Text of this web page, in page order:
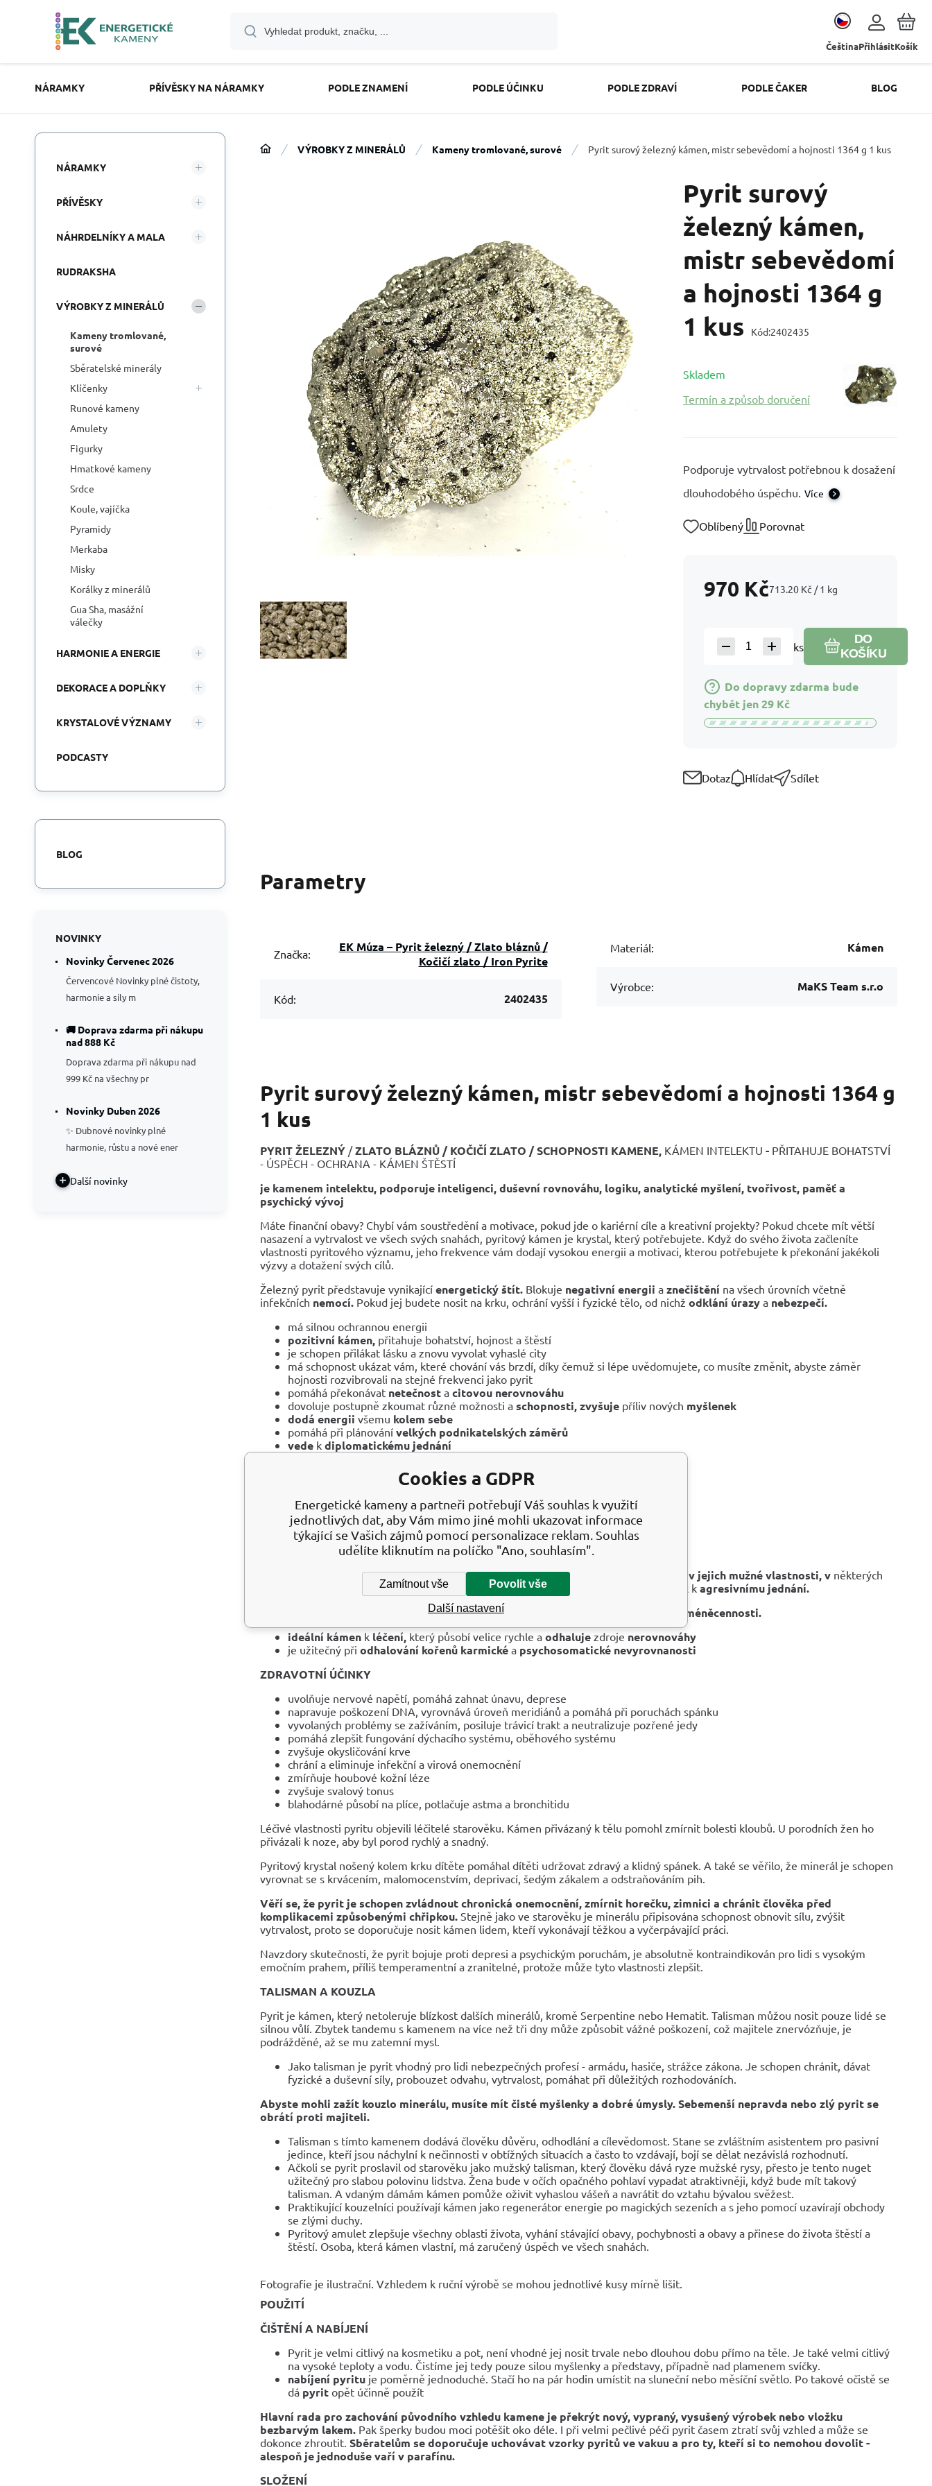
ČeštinaPřihlásitKošík
NÁRAMKY PŘÍVĚSKY NA NÁRAMKY PODLE ZNAMENÍ PODLE ÚČINKU PODLE ZDRAVÍ PODLE ČAKER BLOG
VÝROBKY Z MINERÁLŮ Kameny tromlované, surové Pyrit surový železný kámen, mistr sebevědomí a hojnosti 1364 g 1 kus
Pyrit surový
železný kámen,
mistr sebevědomí
a hojnosti 1364 g
1 kus
Kód:2402435
Skladem
Termín a způsob doručení
Podporuje vytrvalost potřebnou k dosažení
dlouhodobého úspěchu. Více
Oblíbený Porovnat
970 Kč713.20 Kč / 1 kg
ks
DO
KOŠÍKU
Do dopravy zdarma bude
chybět jen29 Kč
Dotaz Hlídat Sdílet
Parametry
Značka:
EK Múza – Pyrit železný / Zlato bláznů /
Kočičí zlato / Iron Pyrite
Kód: 2402435
Materiál: Kámen
Výrobce: MaKS Team s.r.o
Pyrit surový železný kámen, mistr sebevědomí a hojnosti 1364 g
1 kus
PYRIT ŽELEZNÝ /ZLATO BLÁZNŮ / KOČIČÍ ZLATO /SCHOPNOSTI KAMENE, KÁMEN INTELEKTU - PŘITAHUJE BOHATSTVÍ
- ÚSPĚCH - OCHRANA - KÁMEN ŠTĚSTÍ
je kamenem intelektu, podporuje inteligenci, duševní rovnováhu, logiku, analytické myšlení, tvořivost, paměť a
psychický vývoj
Máte finanční obavy? Chybí vám soustředění a motivace, pokud jde o kariérní cíle a kreativní projekty? Pokud chcete mít větší
nasazení a vytrvalost ve všech svých snahách, pyritový kámen je krystal, který potřebujete. Když do svého života začleníte
vlastnosti pyritového významu, jeho frekvence vám dodají vysokou energii a motivaci, kterou potřebujete k překonání jakékoli
výzvy a dotažení svých cílů.
Železný pyrit představuje vynikající energetický štít. Blokuje negativní energii a znečištění na všech úrovních včetně
infekčních nemocí. Pokud jej budete nosit na krku, ochrání vyšší i fyzické tělo, od nichž odklání úrazy a nebezpečí.
má silnou ochrannou energii
pozitivní kámen, přitahuje bohatství, hojnost a štěstí
je schopen přilákat lásku a znovu vyvolat vyhaslé city
má schopnost ukázat vám, které chování vás brzdí, díky čemuž si lépe uvědomujete, co musíte změnit, abyste záměr
hojnosti rozvibrovali na stejné frekvenci jako pyrit
pomáhá překonávat netečnost a citovou nerovnováhu
dovoluje postupně zkoumat různé možnosti a schopnosti, zvyšuje příliv nových myšlenek
dodá energii všemu kolem sebe
pomáhá při plánování velkých podnikatelských záměrů
vede k diplomatickému jednání
probouzí sebedůvěru a vědomi vlastní ceny
posiluje duševní aktivitu,neboťzrychluje proudění krve
paměťa schopnost vyvolávat vzpomínky
uvádí do rovnováhy instinkt s intuicí a kreativitu se schopností analýzy
pomáhá protimelancholiiahlubokému zoufalství
zvyšujeenergiiapřekonává únavuavyčerpanost
brání prosakováníenergiez fyzickéhotělaa zaury
Pomáhá mužům, kteří se cítí v podřízeném postavení,zvyšuje jim sebevědomí a víru v jejich mužné vlastnosti, v některých
případech — u mužů typu „macho" — však může být tento vliv až příliš silný a vede pak k agresivnímu jednání.
překonat podřízené, „služebné"
méněcennosti.
ideální kámen k léčení, který působí velice rychle a odhaluje zdroje nerovnováhy
je užitečný při odhalování kořenů karmické a psychosomatické nevyrovnanosti
ZDRAVOTNÍ ÚČINKY
uvolňuje nervové napětí, pomáhá zahnat únavu, deprese
napravuje poškození DNA, vyrovnává úroveň meridiánů a pomáhá při poruchách spánku
vyvolaných problémy se zažíváním, posiluje trávicí trakt a neutralizuje pozřené jedy
pomáhá zlepšit fungování dýchacího systému, oběhového systému
zvyšuje okysličování krve
chrání a eliminuje infekční a virová onemocnění
zmírňuje houbové kožní léze
zvyšuje svalový tonus
blahodárné působí na plíce, potlačuje astma a bronchitidu
Léčivé vlastnosti pyritu objevili léčitelé starověku. Kámen přivázaný k tělu pomohl zmírnit bolesti kloubů. U porodních žen ho
přivázali k noze, aby byl porod rychlý a snadný.
Pyritový krystal nošený kolem krku dítěte pomáhal dítěti udržovat zdravý a klidný spánek. A také se věřilo, že minerál je schopen
vyrovnat se s krvácením, malomocenstvím, deprivací, šedým zákalem a odstraňováním pih.
Věří se, že pyrit je schopen zvládnout chronická onemocnění, zmírnit horečku, zimnici a chránit člověka před
komplikacemi způsobenými chřipkou. Stejně jako ve starověku je minerálu připisována schopnost obnovit sílu, zvýšit
vytrvalost, proto se doporučuje nosit kámen lidem, kteří vykonávají těžkou a vyčerpávající práci.
Navzdory skutečnosti, že pyrit bojuje proti depresi a psychickým poruchám, je absolutně kontraindikován pro lidi s vysokým
emočním prahem, příliš temperamentní a zranitelné, protože může tyto vlastnosti zlepšit.
TALISMAN A KOUZLA
Pyrit je kámen, který netoleruje blízkost dalších minerálů, kromě Serpentine nebo Hematit. Talisman můžou nosit pouze lidé se
silnou vůlí. Zbytek tandemu s kamenem na více než tři dny může způsobit vážné poškození, což majitele znervózňuje, je
podrážděné, až se mu zatemní mysl.
Jako talisman je pyrit vhodný pro lidi nebezpečných profesí - armádu, hasiče, strážce zákona. Je schopen chránit, dávat
fyzické a duševní síly, probouzet odvahu, vytrvalost, pomáhat při důležitých rozhodováních.
Abyste mohli zažít kouzlo minerálu, musíte mít čisté myšlenky a dobré úmysly. Sebemenší nepravda nebo zlý pyrit se
obrátí proti majiteli.
Talisman s tímto kamenem dodává člověku důvěru, odhodlání a cílevědomost. Stane se zvláštním asistentem pro pasivní
jedince, kteří jsou náchylní k nečinnosti v obtížných situacích a často to vzdávají, bojí se dělat nezávislá rozhodnutí.
Ačkoli se pyrit proslavil od starověku jako mužský talisman, který člověku dává ryze mužské rysy, přesto je tento nuget
užitečný pro slabou polovinu lidstva. Žena bude v očích opačného pohlaví vypadat atraktivněji, když bude mít takový
talisman. A vdaným dámám kámen pomůže oživit vyhaslou vášeň a navrátit do vztahu bývalou svěžest.
Praktikující kouzelníci používají kámen jako regenerátor energie po magických sezeních a s jeho pomocí uzavírají obchody
se zlými duchy.
Pyritový amulet zlepšuje všechny oblasti života, vyhání stávající obavy, pochybnosti a obavy a přinese do života štěstí a
štěstí. Osoba, která kámen vlastní, má zaručený úspěch ve všech snahách.
Fotografie je ilustrační. Vzhledem k ruční výrobě se mohou jednotlivé kusy mírně lišit.
POUŽITÍ
ČIŠTĚNÍ A NABÍJENÍ
Pyrit je velmi citlivý na kosmetiku a pot, není vhodné jej nosit trvale nebo dlouhou dobu přímo na těle. Je také velmi citlivý
na vysoké teploty a vodu. Čistíme jej tedy pouze silou myšlenky a představy, případně nad plamenem svíčky.
nabíjení pyritu je poměrně jednoduché. Stačí ho na pár hodin umístit na sluneční nebo měsíční světlo. Po takové očistě se
dá pyrit opět účinně použít
Hlavní rada pro zachování původního vzhledu kamene je překrýt nový, vypraný, vysušený výrobek nebo vložku
bezbarvým lakem. Pak šperky budou moci potěšit oko déle. I při velmi pečlivé péči pyrit časem ztratí svůj vzhled a může se
dokonce zhroutit. Sběratelům se doporučuje uchovávat vzorky pyritů ve vakuu a pro ty, kteří si to nemohou dovolit -
alespoň je jednoduše vaří v parafínu.
SLOŽENÍ
NÁRAMKY
PŘÍVĚSKY
NÁHRDELNÍKY A MALA
RUDRAKSHA
VÝROBKY Z MINERÁLŮ
Kameny tromlované,
surové
Sběratelské minerály
Klíčenky
Runové kameny
Amulety
Figurky
Hmatkové kameny
Srdce
Koule, vajíčka
Pyramidy
Merkaba
Misky
Korálky z minerálů
Gua Sha, masážní
válečky
HARMONIE A ENERGIE
DEKORACE A DOPLŇKY
KRYSTALOVÉ VÝZNAMY
PODCASTY
BLOG
NOVINKY
Novinky Červenec 2026
Červencové Novinky plné čistoty,
harmonie a síly m
🚚 Doprava zdarma při nákupu
nad 888 Kč
Doprava zdarma při nákupu nad
999 Kč na všechny pr
Novinky Duben 2026
✨ Dubnové novinky plné
harmonie, růstu a nové ener
Další novinky
Cookies a GDPR
Energetické kameny a partneři potřebují Váš souhlas k využití
jednotlivých dat, aby Vám mimo jiné mohli ukazovat informace
týkající se Vašich zájmů pomocí personalizace reklam. Souhlas
udělíte kliknutím na políčko "Ano, souhlasím".
Zamítnout vše Povolit vše
Další nastavení